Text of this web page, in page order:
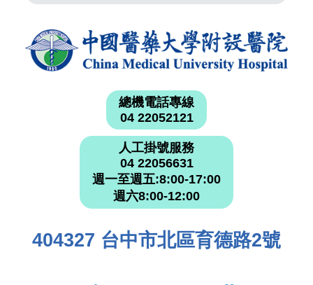
總機電話專線
04 22052121
人工掛號服務
04 22056631
週一至週五:8:00-17:00
週六8:00-12:00
404327 台中市北區育德路2號